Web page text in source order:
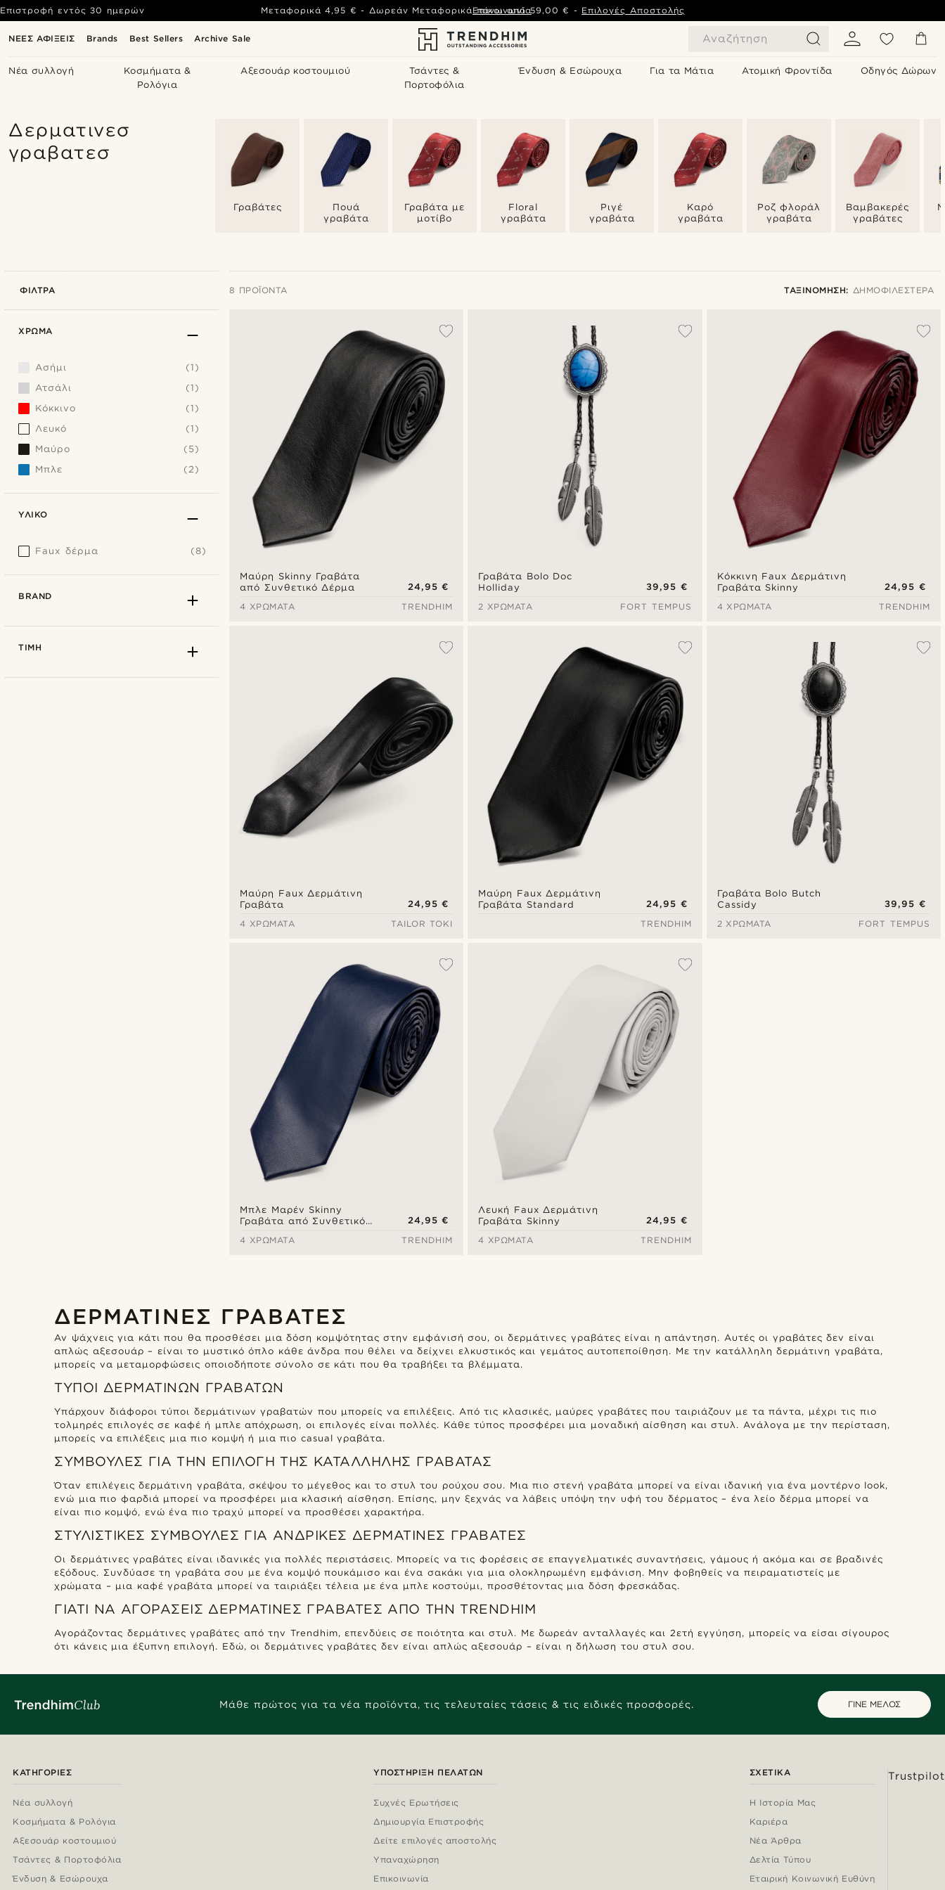
ΝΕΕΣ ΑΦΙΞΕΙΣ Brands Best Sellers Archive Sale Αναζήτηση
Νέα συλλογή
Κοσμήματα &
Ρολόγια
Αξεσουάρ κοστουμιού
Τσάντες &
Πορτοφόλια
Ένδυση & Εσώρουχα Για τα Μάτια Ατομική Φροντίδα Οδηγός Δώρων
Επιστροφή εντός 30 ημερών Μεταφορικά 4,95 € - Δωρεάν Μεταφορικά πάνω από59,00 € - Επιλογές Αποστολής
Επικοινωνία
Δερματινεσ
γραβατεσ
Γραβάτες
Πουά
γραβάτα
Γραβάτα με
μοτίβο
Floral
γραβάτα
Ριγέ
γραβάτα
Καρό
γραβάτα
Ροζ φλοράλ
γραβάτα
Βαμβακερές
γραβάτες
ΦΊΛΤΡΑ 8 ΠΡΟΪΌΝΤΑ ΤΑΞΙΝΌΜΗΣΗ: ΔΗΜΟΦΙΛΈΣΤΕΡΑ
Πιο καινούρια
Φθηνότερα
Ακριβότερα
Μαύρη Skinny Γραβάτα
από Συνθετικό Δέρμα
24,95 €
4 ΧΡΏΜΑΤΑ
TRENDHIM
Γραβάτα Bolo Doc
Holliday
39,95 €
2 ΧΡΏΜΑΤΑ
FORT TEMPUS
Κόκκινη Faux Δερμάτινη
Γραβάτα Skinny
24,95 €
4 ΧΡΏΜΑΤΑ
TRENDHIM
Μαύρη Faux Δερμάτινη
Γραβάτα
24,95 €
4 ΧΡΏΜΑΤΑ
TAILOR TOKI
Μαύρη Faux Δερμάτινη
Γραβάτα Standard
24,95 €
TRENDHIM
Γραβάτα Bolo Butch
Cassidy
39,95 €
2 ΧΡΏΜΑΤΑ
FORT TEMPUS
Μπλε Μαρέν Skinny
Γραβάτα από Συνθετικό
24,95 €
4 ΧΡΏΜΑΤΑ
TRENDHIM
Λευκή Faux Δερμάτινη
Γραβάτα Skinny
24,95 €
4 ΧΡΏΜΑΤΑ
TRENDHIM
ΧΡΏΜΑ
Ασήμι
(1)
Ατσάλι
(1)
Κόκκινο
(1)
Λευκό
(1)
Μαύρο
(5)
Μπλε
(2)
ΥΛΙΚΌ
Faux δέρμα (8)
BRAND
ΤΙΜΉ
ΔΕΡΜΆΤΙΝΕΣ ΓΡΑΒΆΤΕΣ
Αν ψάχνεις για κάτι που θα προσθέσει μια δόση κομψότητας στην εμφάνισή σου, οι δερμάτινες γραβάτες είναι η απάντηση. Αυτές οι γραβάτες δεν είναι
απλώς αξεσουάρ – είναι το μυστικό όπλο κάθε άνδρα που θέλει να δείχνει ελκυστικός και γεμάτος αυτοπεποίθηση. Με την κατάλληλη δερμάτινη γραβάτα,
μπορείς να μεταμορφώσεις οποιοδήποτε σύνολο σε κάτι που θα τραβήξει τα βλέμματα.
ΤΎΠΟΙ ΔΕΡΜΆΤΙΝΩΝ ΓΡΑΒΑΤΏΝ
Υπάρχουν διάφοροι τύποι δερμάτινων γραβατών που μπορείς να επιλέξεις. Από τις κλασικές, μαύρες γραβάτες που ταιριάζουν με τα πάντα, μέχρι τις πιο
τολμηρές επιλογές σε καφέ ή μπλε απόχρωση, οι επιλογές είναι πολλές. Κάθε τύπος προσφέρει μια μοναδική αίσθηση και στυλ. Ανάλογα με την περίσταση,
μπορείς να επιλέξεις μια πιο κομψή ή μια πιο casual γραβάτα.
ΣΥΜΒΟΥΛΈΣ ΓΙΑ ΤΗΝ ΕΠΙΛΟΓΉ ΤΗΣ ΚΑΤΆΛΛΗΛΗΣ ΓΡΑΒΆΤΑΣ
Όταν επιλέγεις δερμάτινη γραβάτα, σκέψου το μέγεθος και το στυλ του ρούχου σου. Μια πιο στενή γραβάτα μπορεί να είναι ιδανική για ένα μοντέρνο look,
ενώ μια πιο φαρδιά μπορεί να προσφέρει μια κλασική αίσθηση. Επίσης, μην ξεχνάς να λάβεις υπόψη την υφή του δέρματος – ένα λείο δέρμα μπορεί να
είναι πιο κομψό, ενώ ένα πιο τραχύ μπορεί να προσθέσει χαρακτήρα.
ΣΤΥΛΙΣΤΙΚΈΣ ΣΥΜΒΟΥΛΈΣ ΓΙΑ ΑΝΔΡΙΚΈΣ ΔΕΡΜΆΤΙΝΕΣ ΓΡΑΒΆΤΕΣ
Οι δερμάτινες γραβάτες είναι ιδανικές για πολλές περιστάσεις. Μπορείς να τις φορέσεις σε επαγγελματικές συναντήσεις, γάμους ή ακόμα και σε βραδινές
εξόδους. Συνδύασε τη γραβάτα σου με ένα κομψό πουκάμισο και ένα σακάκι για μια ολοκληρωμένη εμφάνιση. Μην φοβηθείς να πειραματιστείς με
χρώματα – μια καφέ γραβάτα μπορεί να ταιριάξει τέλεια με ένα μπλε κοστούμι, προσθέτοντας μια δόση φρεσκάδας.
ΓΙΑΤΊ ΝΑ ΑΓΟΡΆΣΕΙΣ ΔΕΡΜΆΤΙΝΕΣ ΓΡΑΒΆΤΕΣ ΑΠΌ ΤΗΝ TRENDHIM
Αγοράζοντας δερμάτινες γραβάτες από την Trendhim, επενδύεις σε ποιότητα και στυλ. Με δωρεάν ανταλλαγές και 2ετή εγγύηση, μπορείς να είσαι σίγουρος
ότι κάνεις μια έξυπνη επιλογή. Εδώ, οι δερμάτινες γραβάτες δεν είναι απλώς αξεσουάρ – είναι η δήλωση του στυλ σου.
Μάθε πρώτος για τα νέα προϊόντα, τις τελευταίες τάσεις & τις ειδικές προσφορές. ΓΙΝΕ ΜΕΛΟΣ
ΚΑΤΗΓΟΡΊΕΣ
Νέα συλλογή
Κοσμήματα & Ρολόγια
Αξεσουάρ κοστουμιού
Τσάντες & Πορτοφόλια
Ένδυση & Εσώρουχα
ΥΠΟΣΤΉΡΙΞΗ ΠΕΛΑΤΏΝ
Συχνές Ερωτήσεις
Δημιουργία Επιστροφής
Δείτε επιλογές αποστολής
Υπαναχώρηση
Επικοινωνία
ΣΧΕΤΙΚΆ
Η Ιστορία Μας
Καριέρα
Νέα Άρθρα
Δελτία Τύπου
Εταιρική Κοινωνική Ευθύνη
Trustpilot